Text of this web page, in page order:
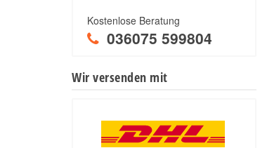
Kostenlose Beratung
036075 599804
Wir versenden mit